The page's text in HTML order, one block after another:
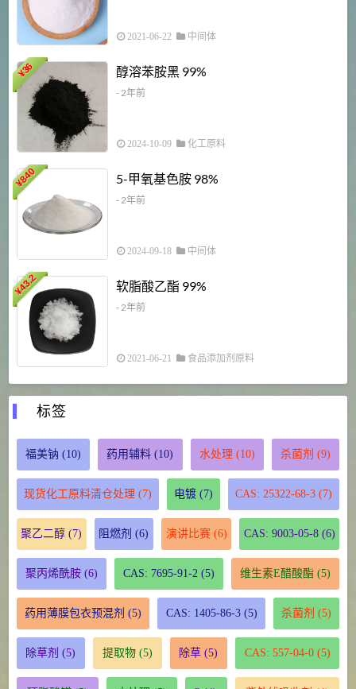
2021-06-22 中间体
¥
36 醇溶苯胺黑 99%
- 2年前
2024-10-09 化工原料
¥
840 5-甲氧基色胺 98%
- 2年前
2024-09-18 中间体
¥
43.2 软脂酸乙酯 99%
- 2年前
2021-06-21 食品添加剂原料
标签
福美钠 (10) 药用辅料 (10) 水处理 (10) 杀菌剂 (9)
现货化工原料清仓处理 (7) 电镀 (7) CAS: 25322-68-3 (7)
聚乙二醇 (7) 阻燃剂 (6) 演讲比赛(6) CAS: 9003-05-8(6)
聚丙烯酰胺(6) CAS: 7695-91-2 (5) 维生素E醋酸酯 (5)
药用薄膜包衣预混剂 (5) CAS: 1405-86-3(5) 杀菌剂 (5)
除草剂 (5) 提取物(5) 除草 (5) CAS: 557-04-0(5)